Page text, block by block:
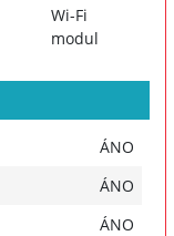
Wi-Fi
modul
ÁNO
ÁNO
ÁNO